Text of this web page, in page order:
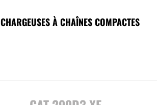
CHARGEUSES À CHAÎNES COMPACTES